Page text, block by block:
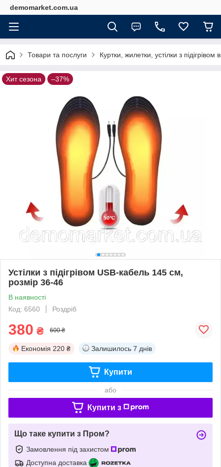
demomarket.com.ua
Товари та послуги Куртки, жилетки, устілки з
Хит сезона –37%
Устілки з підігрівом USB-кабель 145 см,
розмір 36-46
В наявності
Код: 6560
Роздріб
380 ₴ 600 ₴
Економія 220 ₴ Залишилось 7 днів
Купити
або
Купити з
Що таке купити з Пром?
Замовлення під захистом
Доступна доставка